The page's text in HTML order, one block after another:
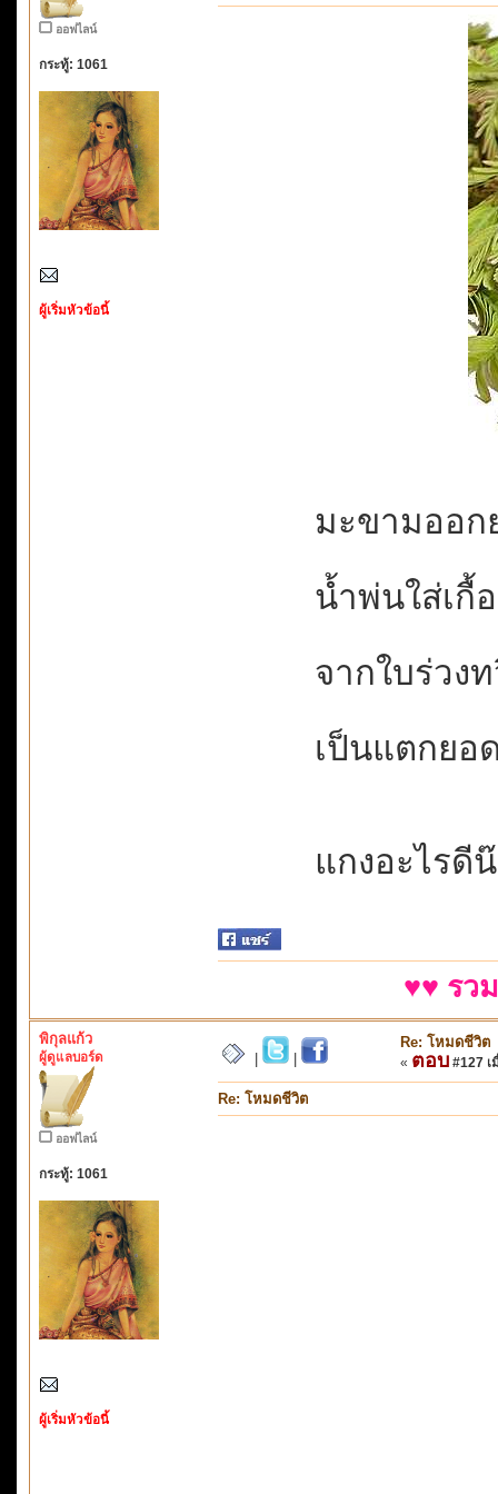
ออฟไลน์
กระทู้: 1061
ผู้เริ่มหัวข้อนี้
มะขามออ
น้ำพ่นใส่เกื้
จากใบร่วง
เป็นแตกยอ
แกงอะไรดี
♥♥ รว
พิกุลแก้ว
ผู้ดูแลบอร์ด
ออฟไลน์
กระทู้: 1061
ผู้เริ่มหัวข้อนี้
Re: โหมดชีวิต
« ตอบ #127 เ
Re: โหมดชีวิต